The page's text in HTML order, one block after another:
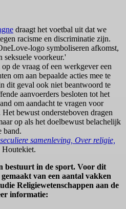
draagt het voetbal uit dat we
racisme en discriminatie zijn.
logo symboliseren afkomst,
seksuele voorkeur.'
de vraag of een werkgever een
om aan bepaalde acties mee te
dit geval ook niet beantwoord te
aanvoerders besloten tot het
om aandacht te vragen voor
bewust ondersteboven dragen
op als het doelbewust belachelijk
band.
samenleving, Over religie,
Houtekiet.
bestuurt in de sport. Voor dit
van een aantal vakken
Religiewetenschappen aan de
informatie: